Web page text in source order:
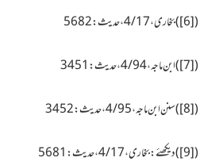
(
[6]
)بخاری، 4/17، حدیث: 5682
(
[7]
)ابن ماجہ،4/94، حدیث: 3451
(
[8]
)سنن ابن ماجہ،4/95،حدیث: 3452
(
[9]
)دیکھئے:بخاری،4/17،حدیث: 5681